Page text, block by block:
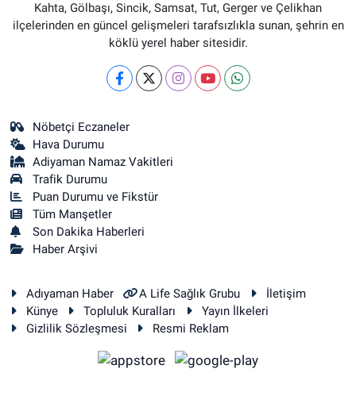
Kahta, Gölbaşı, Sincik, Samsat, Tut, Gerger ve Çelikhan
ilçelerinden en güncel gelişmeleri tarafsızlıkla sunan, şehrin en
köklü yerel haber sitesidir.
Nöbetçi Eczaneler
Hava Durumu
Adiyaman Namaz Vakitleri
Trafik Durumu
Puan Durumu ve Fikstür
Tüm Manşetler
Son Dakika Haberleri
Haber Arşivi
Adıyaman Haber A Life Sağlık Grubu
İletişim
Künye
Topluluk Kuralları
Yayın İlkeleri
Gizlilik Sözleşmesi
Resmi Reklam